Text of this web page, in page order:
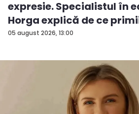
05 august 2026, 13:00
expresie. Specialistul în
Horga explică de ce
baze...